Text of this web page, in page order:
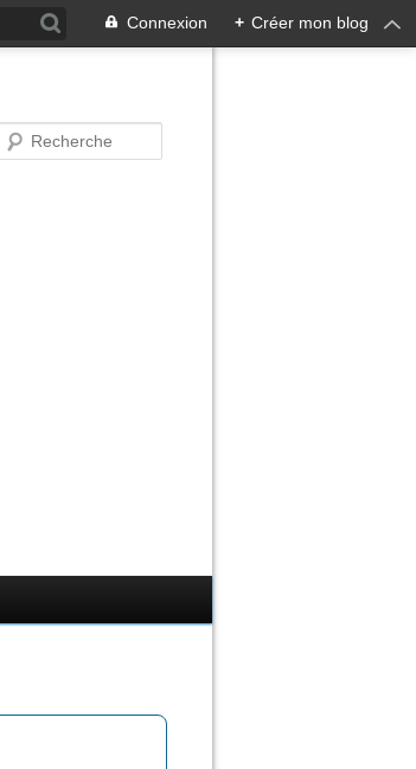
Connexion + Créer mon blog